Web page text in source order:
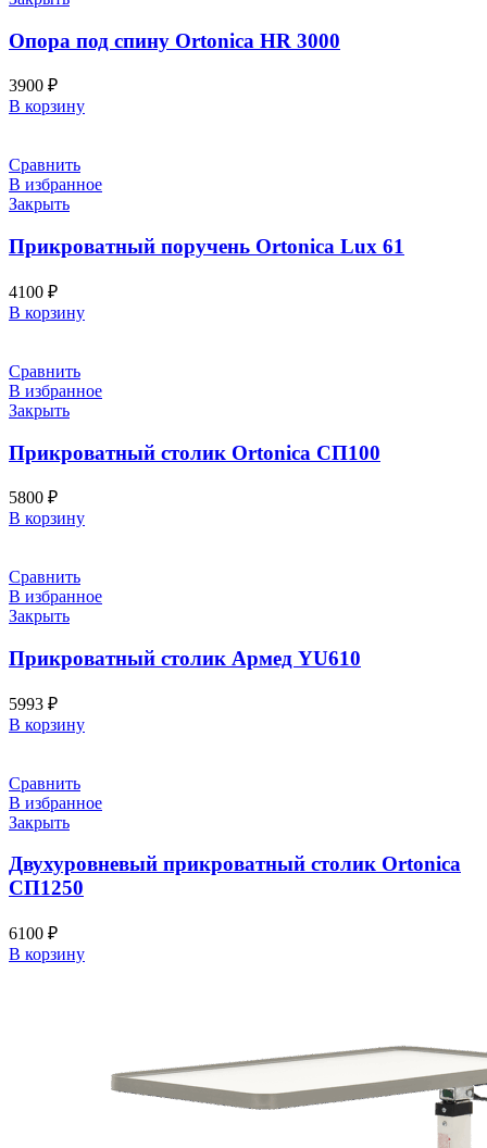
Опора под спину Ortonica HR 3000
3900 ₽
В корзину
Сравнить
В избранное
Закрыть
Прикроватный поручень Ortonica Lux 61
4100 ₽
В корзину
Сравнить
В избранное
Закрыть
Прикроватный столик Ortonica СП100
5800 ₽
В корзину
Сравнить
В избранное
Закрыть
Прикроватный столик Армед YU610
5993 ₽
В корзину
Сравнить
В избранное
Закрыть
Двухуровневый прикроватный столик Ortonica
СП1250
6100 ₽
В корзину